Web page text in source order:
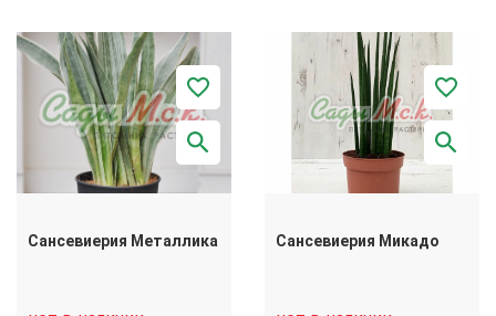
Сансевиерия Металлика Сансевиерия Микадо